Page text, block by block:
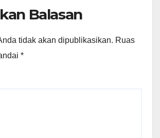
Balasan
tidak akan dipublikasikan. Ruas
*